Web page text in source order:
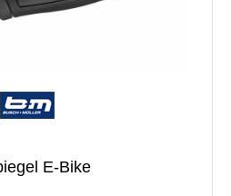
E-Bike